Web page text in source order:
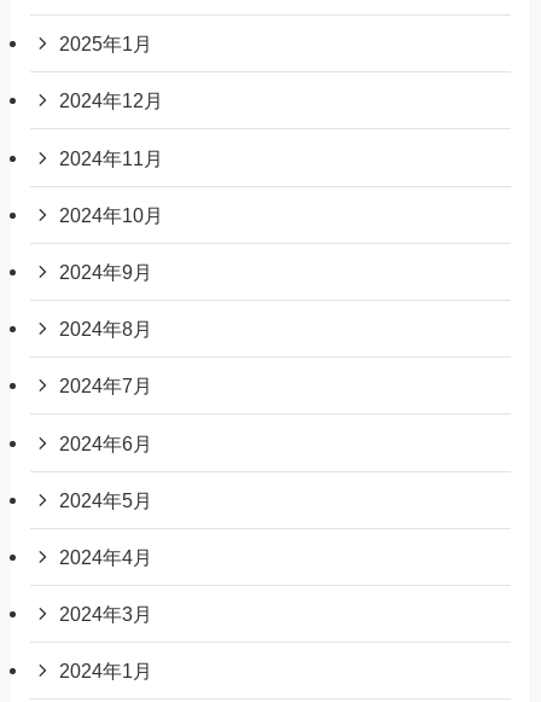
2025年1月
2024年12月
2024年11月
2024年10月
2024年9月
2024年8月
2024年7月
2024年6月
2024年5月
2024年4月
2024年3月
2024年1月